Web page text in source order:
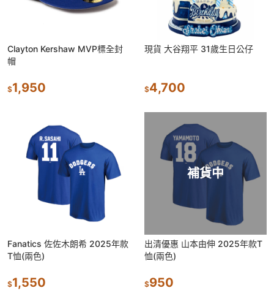
Clayton Kershaw MVP標全封
帽
$1,950
現貨 大谷翔平 31歲生日公仔
$4,700
Fanatics 佐佐木朗希 2025年款
T恤(兩色)
$1,550
補貨中
出清優惠 山本由伸 2025年款T
恤(兩色)
$950